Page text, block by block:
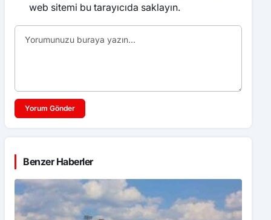
web sitemi bu tarayıcıda saklayın.
Yorum Gönder
Benzer Haberler